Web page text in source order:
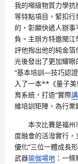
我的噸級物質力學抗
等特點項目，緊扣
的，彰顯快遞人辦
負。主辦方特邀閩
評他掏出他的純金
光後發出了更加耀
“基本培訓—技巧認
入了一本**《量子
育系統，打造“實際
維培訓矩陣，為行業
本次比賽是福州
度融會的活潑實行，
優化”三位一體成長
武器瑜伽場地 ：一